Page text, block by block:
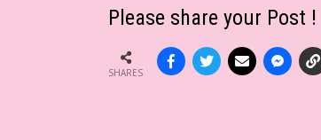
Please share your Post !
SHARES